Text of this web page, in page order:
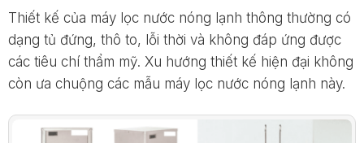
Thiết kế của máy lọc nước nóng lạnh thông thường có
dạng tủ đứng, thô to, lỗi thời và không đáp ứng được
các tiêu chí thẩm mỹ. Xu hướng thiết kế hiện đại không
còn ưa chuộng các mẫu máy lọc nước nóng lạnh này.